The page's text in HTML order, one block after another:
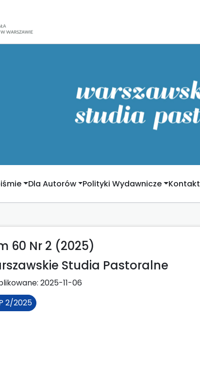
Dla Autorów Polityki Wydawnicze Kontakt
60 Nr 2 (2025)
Studia Pastoralne
2025-11-06
2/2025